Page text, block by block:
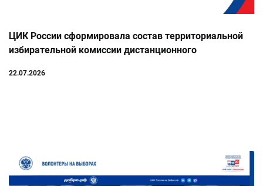
ЦИК России сформировала состав территориальной
избирательной комиссии дистанционного
22.07.2026